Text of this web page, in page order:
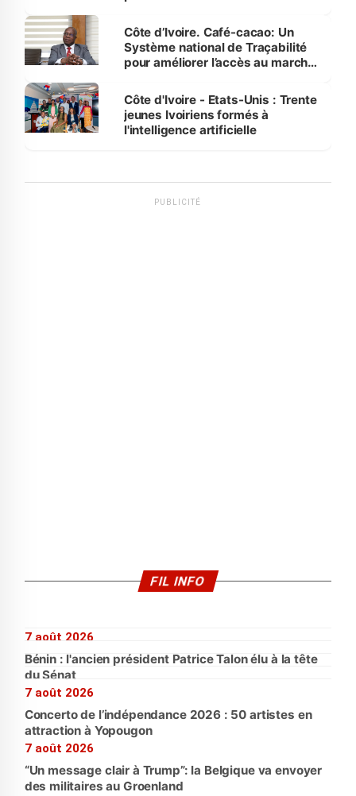
Côte d’Ivoire. Café-cacao: Un
Système national de Traçabilité
pour améliorer l’accès au marché
Côte d'Ivoire - Etats-Unis : Trente
jeunes Ivoiriens formés à
l'intelligence artificielle
PUBLICITÉ
FIL INFO
7 août 2026
Bénin : l'ancien président Patrice Talon élu à la tête
du Sénat
7 août 2026
Concerto de l’indépendance 2026 : 50 artistes en
attraction à Yopougon
7 août 2026
“Un message clair à Trump”: la Belgique va envoyer
des militaires au Groenland